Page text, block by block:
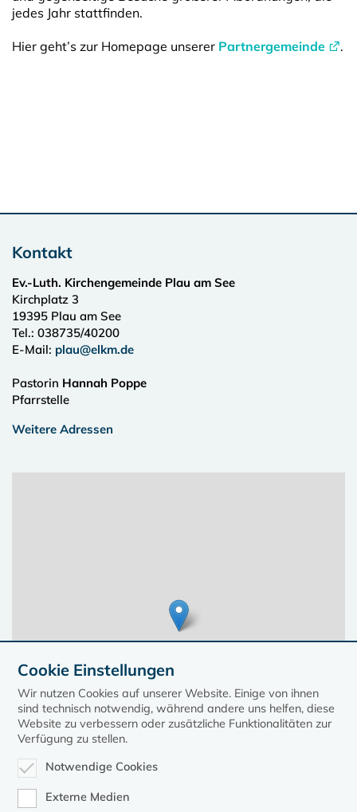
jedes Jahr stattfinden.
Hier geht’s zur Homepage unserer Partnergemeinde .
Kontakt
Ev.-Luth. Kirchengemeinde Plau am See
Kirchplatz 3
19395 Plau am See
Tel.: 038735/40200
E-Mail: plau@elkm.de
Pastorin Hannah Poppe
Pfarrstelle
Weitere Adressen
Cookie Einstellungen
Wir nutzen Cookies auf unserer Website. Einige von ihnen
sind technisch notwendig, während andere uns helfen, diese
Website zu verbessern oder zusätzliche Funktionalitäten zur
Verfügung zu stellen.
Notwendige Cookies
Externe Medien